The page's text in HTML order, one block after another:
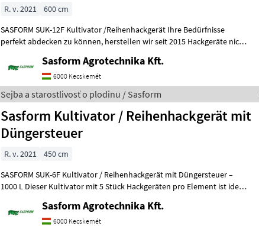
R. v. 2021
600 cm
SASFORM SUK-12F Kultivator /Reihenhackgerät Ihre Bedürfnisse
perfekt abdecken zu können, herstellen wir seit 2015 Hackgeräte nicht
Sasform Agrotechnika Kft.
6000 Kecskemét
Sejba a starostlivosť o plodinu / Sasform
Sasform Kultivator / Reihenhackgerät mit
Düngersteuer
R. v. 2021
450 cm
SASFORM SUK-6F Kultivator / Reihenhackgerät mit Düngersteuer –
1000 L Dieser Kultivator mit 5 Stück Hackgeräten pro Element ist ideal
Sasform Agrotechnika Kft.
6000 Kecskemét